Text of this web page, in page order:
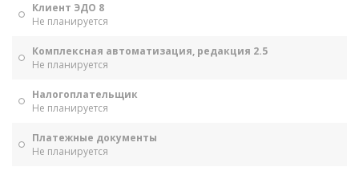
Клиент ЭДО 8
Не планируется
Комплексная автоматизация, редакция 2.5
Не планируется
Налогоплательщик
Не планируется
Платежные документы
Не планируется